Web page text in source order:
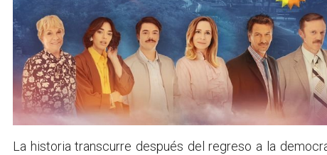
La historia transcurre después del regreso a la